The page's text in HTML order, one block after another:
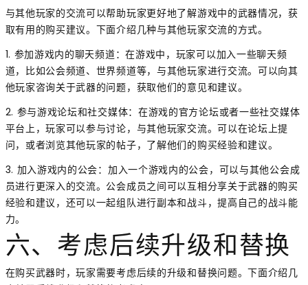
与其他玩家的交流可以帮助玩家更好地了解游戏中的武器情况，获
取有用的购买建议。下面介绍几种与其他玩家交流的方式。
1. 参加游戏内的聊天频道：在游戏中，玩家可以加入一些聊天频
道，比如公会频道、世界频道等，与其他玩家进行交流。可以向其
他玩家咨询关于武器的问题，获取他们的意见和建议。
2. 参与游戏论坛和社交媒体：在游戏的官方论坛或者一些社交媒体
平台上，玩家可以参与讨论，与其他玩家交流。可以在论坛上提
问，或者浏览其他玩家的帖子，了解他们的购买经验和建议。
3. 加入游戏内的公会：加入一个游戏内的公会，可以与其他公会成
员进行更深入的交流。公会成员之间可以互相分享关于武器的购买
经验和建议，还可以一起组队进行副本和战斗，提高自己的战斗能
力。
六、考虑后续升级和替换
在购买武器时，玩家需要考虑后续的升级和替换问题。下面介绍几